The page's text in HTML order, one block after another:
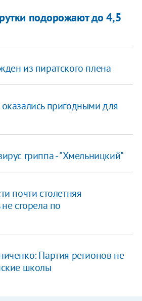
подорожают до 4,5
из пиратского плена
пригодными для
гриппа - "Хмельницкий"
почти столетняя
сгорела по
Партия регионов не
школы